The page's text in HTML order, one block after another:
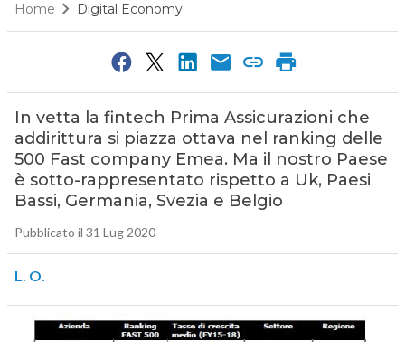
Home Digital Economy
In vetta la fintech Prima Assicurazioni che
addirittura si piazza ottava nel ranking delle
500 Fast company Emea. Ma il nostro Paese
è sotto-rappresentato rispetto a Uk, Paesi
Bassi, Germania, Svezia e Belgio
Pubblicato il 31 Lug 2020
L. O.